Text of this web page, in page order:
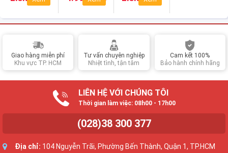
6GD
6GD
6GD
Giao hàng miễn phí
Khu vực TP. HCM
Tư vấn chuyên nghiệp
Nhiệt tình, tận tâm
Cam kết 100%
Bảo hành chính hãng
LIÊN HỆ VỚI CHÚNG TÔI
Thời gian làm việc: 08h00 - 17h00
(028)38 300 377
Địa chỉ: 104 Nguyễn Trãi, Phường Bến Thành, Quận 1, TP.HCM